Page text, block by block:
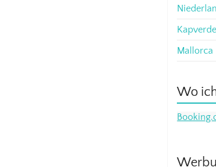
Mallorca
Wo